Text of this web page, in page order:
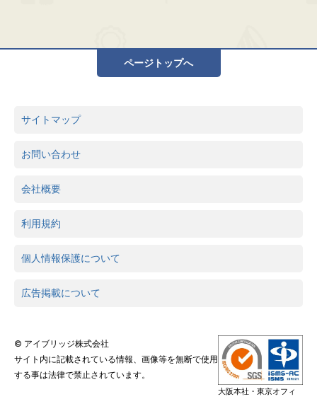
ページトップへ
サイトマップ
お問い合わせ
会社概要
利用規約
個人情報保護について
広告掲載について
© アイブリッジ株式会社
サイト内に記載されている情報、画像等を無断で使用
する事は法律で禁止されています。
大阪本社・東京オフィ